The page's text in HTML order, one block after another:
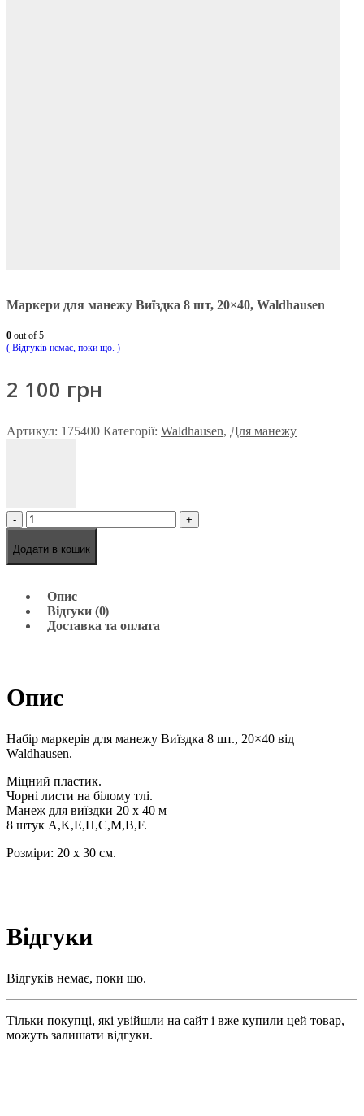
Маркери для манежу Виїздка 8 шт, 20×40, Waldhausen
0 out of 5
( Відгуків немає, поки що. )
2 100 грн
Артикул: 175400 Категорії: Waldhausen, Для манежу
- +
Додати в кошик
Опис
Відгуки (0)
Доставка та оплата
Опис
Набір маркерів для манежу Виїздка 8 шт., 20×40 від
Waldhausen.
Міцний пластик.
Чорні листи на білому тлі.
Манеж для виїздки 20 х 40 м
8 штук A,K,E,H,C,M,B,F.
Розміри: 20 x 30 см.
Відгуки
Відгуків немає, поки що.
Тільки покупці, які увійшли на сайт і вже купили цей товар,
можуть залишати відгуки.